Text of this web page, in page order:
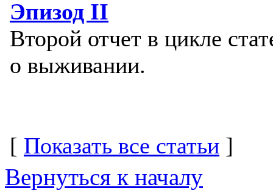
Эпизод II
Второй отчет в цикле
о выживании.
[ Показать все статьи ]
Вернуться к началу